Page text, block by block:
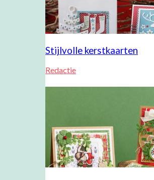
Stijlvolle kerstkaarten
Redactie